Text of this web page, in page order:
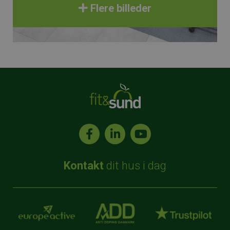
Flere billeder
Kontakt dit hus i dag